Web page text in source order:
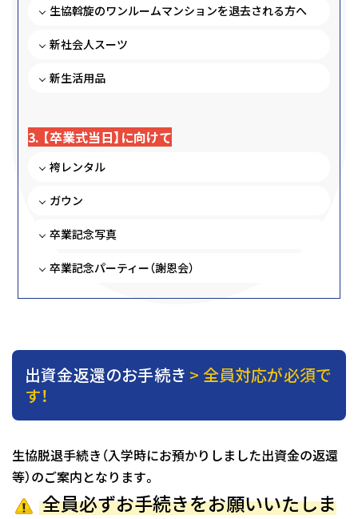
生協斡旋のワンルームマンションを退去される方へ
新社会人スーツ
新生活用品
3. 【卒業式当日】に向けて
袴レンタル
ガウン
卒業記念写真
卒業記念パーティー（謝恩会）
出資金返還のお手続き > 全員対応が必須で
す！
生協脱退手続き（入学時にお預かりしました出資金の返還
等）のご案内となります。
全員必ずお手続きをお願いいたしま